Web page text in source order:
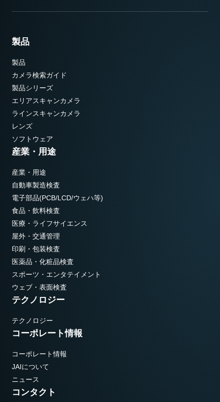
製品
製品
カメラ検索ガイド
製品シリーズ
エリアスキャンカメラ
ラインスキャンカメラ
レンズ
ソフトウェア
産業・用途
産業・用途
自動車製造検査
電子部品(PCB/LCD/ウェハ等)
食品・飲料検査
医療・ライフサイエンス
屋外・交通管理
印刷・包装検査
医薬品・化粧品検査
スポーツ・エンタテイメント
ウェブ・表面検査
テクノロジー
テクノロジー
コーポレート情報
コーポレート情報
JAIについて
ニュース
コンタクト